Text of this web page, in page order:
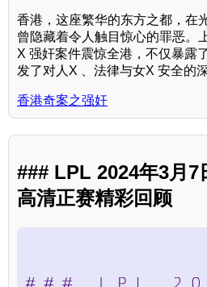
香港，这座繁华的东方之都，在
曾隐藏着令人触目惊心的罪恶。
X 强奸案件震惊全港，不仅暴露
发了对人X 、法律与女X 安全的
香港奇案之强奸
### LPL 2024年3月7
高清正赛精彩回顾